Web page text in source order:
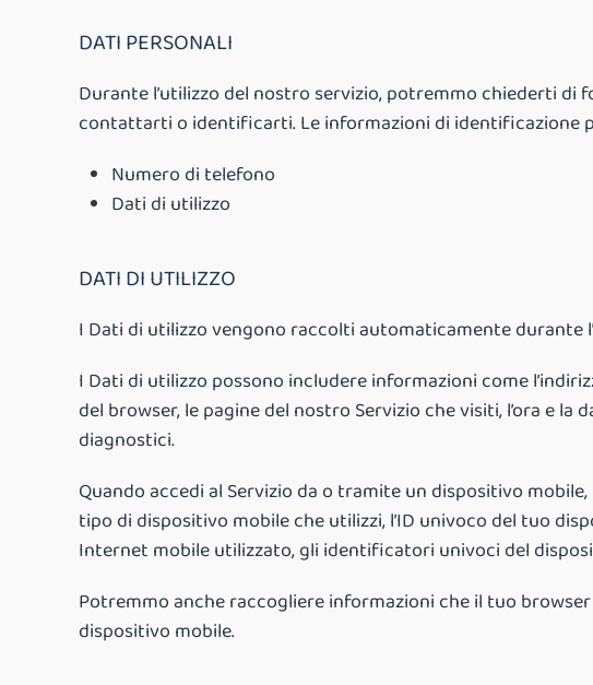
DATI PERSONALI
Durante l’utilizzo del nostro servizio, potremmo chiederti
contattarti o identificarti. Le informazioni di identificazione
Numero di telefono
Dati di utilizzo
DATI DI UTILIZZO
I Dati di utilizzo vengono raccolti automaticamente durante
I Dati di utilizzo possono includere informazioni come
del browser, le pagine del nostro Servizio che visiti, l’ora e
diagnostici.
Quando accedi al Servizio da o tramite un dispositivo
tipo di dispositivo mobile che utilizzi, l’ID univoco del tuo
Internet mobile utilizzato, gli identificatori univoci del
Potremmo anche raccogliere informazioni che il tuo
dispositivo mobile.